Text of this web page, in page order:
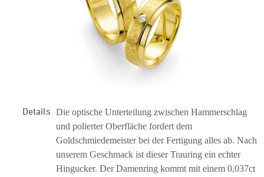
Details Die optische Unterteilung zwischen Hammerschlag
und polierter Oberfläche fordert dem
Goldschmiedemeister bei der Fertigung alles ab. Nach
unserem Geschmack ist dieser Trauring ein echter
Hingucker. Der Damenring kommt mit einem 0,037ct